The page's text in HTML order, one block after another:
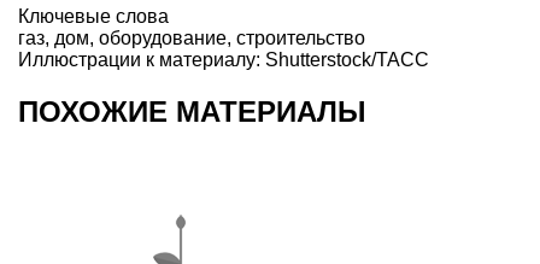
Ключевые слова
газ, дом, оборудование, строительство
Иллюстрации к материалу: Shutterstock/ТАСС
ПОХОЖИЕ МАТЕРИАЛЫ